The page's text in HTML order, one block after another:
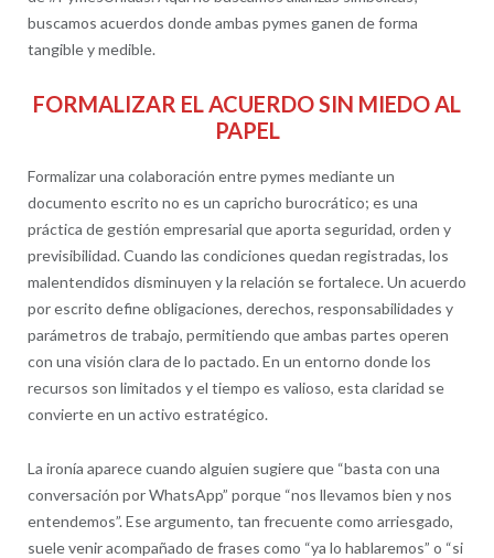
buscamos acuerdos donde ambas pymes ganen de forma
tangible y medible.
FORMALIZAR EL ACUERDO SIN MIEDO AL
PAPEL
Formalizar una colaboración entre pymes mediante un
documento escrito no es un capricho burocrático; es una
práctica de gestión empresarial que aporta seguridad, orden y
previsibilidad. Cuando las condiciones quedan registradas, los
malentendidos disminuyen y la relación se fortalece. Un acuerdo
por escrito define obligaciones, derechos, responsabilidades y
parámetros de trabajo, permitiendo que ambas partes operen
con una visión clara de lo pactado. En un entorno donde los
recursos son limitados y el tiempo es valioso, esta claridad se
convierte en un activo estratégico.
La ironía aparece cuando alguien sugiere que “basta con una
conversación por WhatsApp” porque “nos llevamos bien y nos
entendemos”. Ese argumento, tan frecuente como arriesgado,
suele venir acompañado de frases como “ya lo hablaremos” o “si